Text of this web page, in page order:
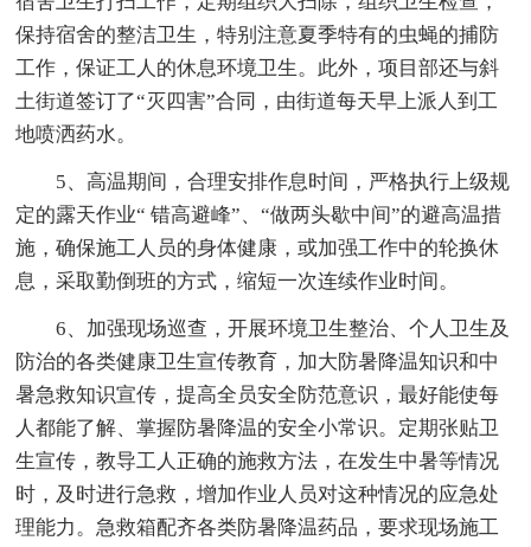
保持宿舍的整洁卫生，特别注意夏季特有的虫蝇的捕防
工作，保证工人的休息环境卫生。此外，项目部还与斜
土街道签订了“灭四害”合同，由街道每天早上派人到工
地喷洒药水。
5、高温期间，合理安排作息时间，严格执行上级规
定的露天作业“ 错高避峰”、“做两头歇中间”的避高温措
施，确保施工人员的身体健康，或加强工作中的轮换休
息，采取勤倒班的方式，缩短一次连续作业时间。
6、加强现场巡查，开展环境卫生整治、个人卫生及
防治的各类健康卫生宣传教育，加大防暑降温知识和中
暑急救知识宣传，提高全员安全防范意识，最好能使每
人都能了解、掌握防暑降温的安全小常识。定期张贴卫
生宣传，教导工人正确的施救方法，在发生中暑等情况
时，及时进行急救，增加作业人员对这种情况的应急处
理能力。急救箱配齐各类防暑降温药品，要求现场施工